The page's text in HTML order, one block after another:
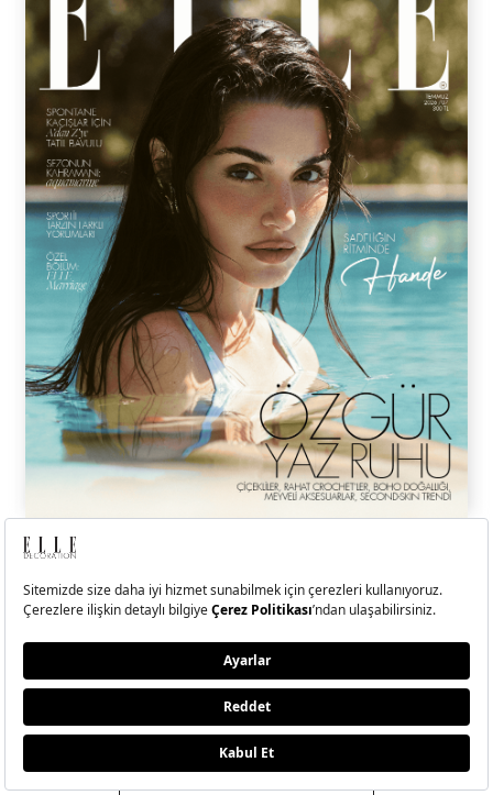
ELLE Temmuz-Ağustos
2026 Sayısı Çıktı!
Hande Erçel ile kendi kıyısında, kendi dengesini bulan, sadeliğin
ritminde ilerleyen bir yolculuğa çıktık.
BU SAYIDA NELER VAR?